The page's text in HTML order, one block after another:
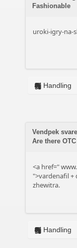
Fashionable
uroki-igry-na-
Handling
Vendpek
Are there
<a href="
">vardenafil +
zhewitra.
Handling